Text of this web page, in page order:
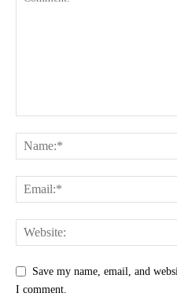
Save my name, email, and
I comment.